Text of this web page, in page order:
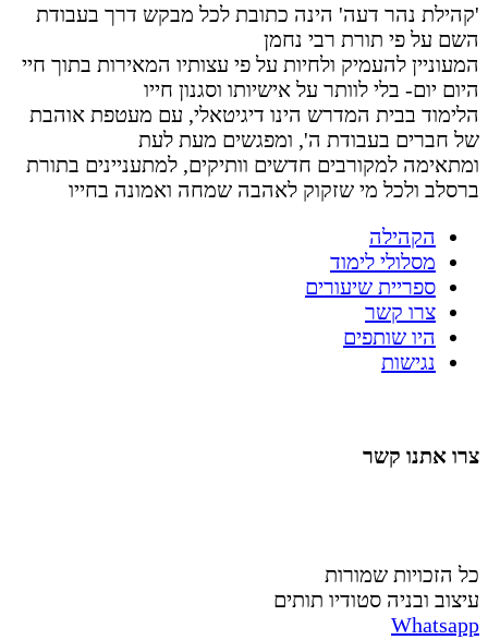
'קהילת נהר דעה' הינה כתובת לכל מבקש דרך בעבודת
השם על פי תורת רבי נחמן
המעוניין להעמיק ולחיות על פי עצותיו המאירות בתוך חיי
היום יום- בלי לוותר על אישיותו וסגנון חייו
הלימוד בבית המדרש הינו דיגיטאלי, עם מעטפת אוהבת
של חברים בעבודת ה', ומפגשים מעת לעת
ומתאימה למקורבים חדשים וותיקים, למתעניינים בתורת
ברסלב ולכל מי שזקוק לאהבה שמחה ואמונה בחייו
הקהילה
מסלולי לימוד
ספריית שיעורים
צרו קשר
היו שותפים
נגישות
צרו אתנו קשר
כל הזכויות שמורות
עיצוב ובניה סטודיו תותים
Whatsapp